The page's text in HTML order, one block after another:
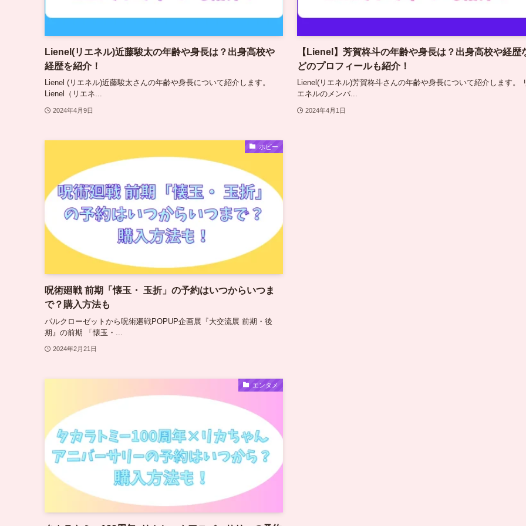
Lienel(リエネル)近藤駿太の年齢や身長は？出身高校や
経歴を紹介！
Lienel (リエネル)近藤駿太さんの年齢や身長について紹介します。
Lienel（リエネ...
2024年4月9日
【Lienel】芳賀柊斗の年齢や身長は？出身高校や経歴
どのプロフィールも紹介！
Lienel(リエネル)芳賀柊斗さんの年齢や身長について紹介します。
エネルのメンバ...
2024年4月1日
ホビー
呪術廻戦 前期「懐玉・ 玉折」の予約はいつからいつま
で？購入方法も
パルクローゼットから呪術廻戦POPUP企画展『大交流展 前期・後
期』の前期 「懐玉・...
2024年2月21日
エンタメ